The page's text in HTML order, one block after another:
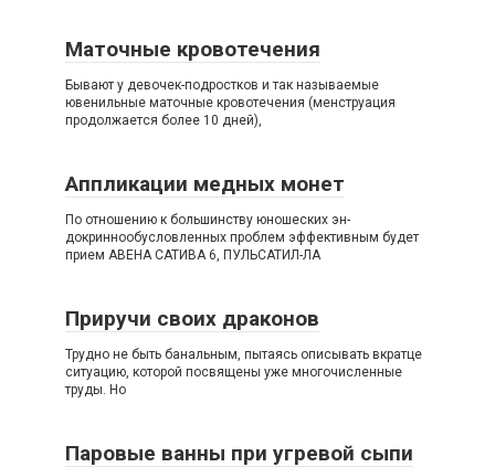
Маточные кровотечения
Бывают у девочек-подростков и так называемые
ювенильные маточные кровотечения (менструация
продолжается более 10 дней),
Аппликации медных монет
По отношению к большинству юношеских эн-
докриннообусловленных проблем эффективным будет
прием АВЕНА САТИВА 6, ПУЛЬСАТИЛ-ЛА
Приручи своих драконов
Трудно не быть банальным, пытаясь описывать вкратце
ситуацию, которой посвящены уже многочисленные
труды. Но
Паровые ванны при угревой сыпи